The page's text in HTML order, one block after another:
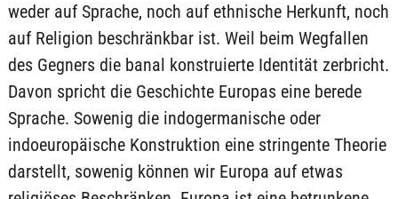
weder auf Sprache, noch auf ethnische Herkunft, noch
auf Religion beschränkbar ist. Weil beim Wegfallen
des Gegners die banal konstruierte Identität zerbricht.
Davon spricht die Geschichte Europas eine berede
Sprache. Sowenig die indogermanische oder
indoeuropäische Konstruktion eine stringente Theorie
darstellt, sowenig können wir Europa auf etwas